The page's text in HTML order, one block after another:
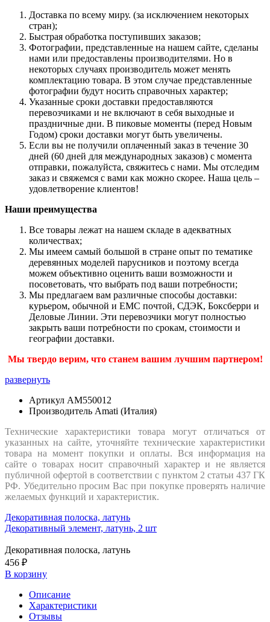
Доставка по всему миру. (за исключением некоторых
стран);
Быстрая обработка поступивших заказов;
Фотографии, представленные на нашем сайте, сделаны
нами или предоставлены производителями. Но в
некоторых случаях производитель может менять
комплектацию товара. В этом случае представленные
фотографии будут носить справочных характер;
Указанные сроки доставки предоставляются
перевозчиками и не включают в себя выходные и
праздничные дни. В пиковые моменты (перед Новым
Годом) сроки доставки могут быть увеличены.
Если вы не получили оплаченный заказ в течение 30
дней (60 дней для международных заказов) с момента
отправки, пожалуйста, свяжитесь с нами. Мы отследим
заказ и свяжемся с вами как можно скорее. Наша цель –
удовлетворение клиентов!
Наши преимущества
Все товары лежат на нашем складе в адекватных
количествах;
Мы имеем самый большой в стране опыт по тематике
деревянных моделей парусников и поэтому всегда
можем объективно оценить ваши возможности и
посоветовать, что выбрать под ваши потребности;
Мы предлагаем вам различные способы доставки:
курьером, обычной и ЕМС почтой, СДЭК, Боксберри и
Деловые Линии. Эти перевозчики могут полностью
закрыть ваши потребности по срокам, стоимости и
географии доставки.
Мы твердо верим, что станем вашим лучшим партнером!
развернуть
Артикул AM550012
Производитель Amati (Италия)
Технические характеристики товара могут отличаться от
указанных на сайте, уточняйте технические характеристики
товара на момент покупки и оплаты. Вся информация на
сайте о товарах носит справочный характер и не является
публичной офертой в соответствии с пунктом 2 статьи 437 ГК
РФ. Убедительно просим Вас при покупке проверять наличие
желаемых функций и характеристик.
Декоративная полоска, латунь
Декоративный элемент, латунь, 2 шт
Декоративная полоска, латунь
456 ₽
В корзину
Описание
Характеристики
Отзывы